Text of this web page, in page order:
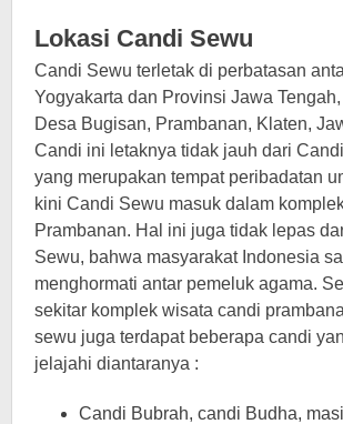
Lokasi Candi Sewu
Candi Sewu terletak di perbatasan
Yogyakarta dan Provinsi Jawa
Desa Bugisan, Prambanan, Klaten,
Candi ini letaknya tidak jauh dari
yang merupakan tempat peribadatan
kini Candi Sewu masuk dalam
Prambanan. Hal ini juga tidak lepas
Sewu, bahwa masyarakat Indonesia
menghormati antar pemeluk agama.
sekitar komplek wisata candi
sewu juga terdapat beberapa candi
jelajahi diantaranya :
Candi Bubrah, candi Budha,